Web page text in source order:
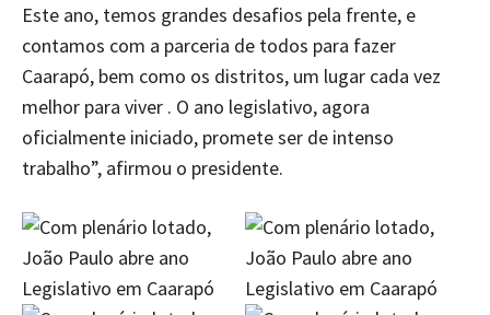
Este ano, temos grandes desafios pela frente, e
contamos com a parceria de todos para fazer
Caarapó, bem como os distritos, um lugar cada vez
melhor para viver . O ano legislativo, agora
oficialmente iniciado, promete ser de intenso
trabalho”, afirmou o presidente.